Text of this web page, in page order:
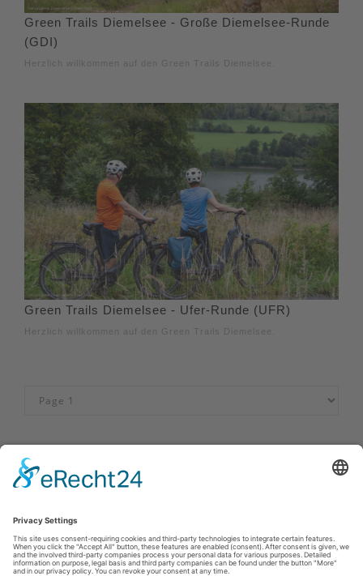
Green Trails Diemelsee - Große Diemelsee-Runde
(GDI)
Herzlich willkommen auf den Green Trails Diemelsee.
Green Trails Diemelsee - Ufer-Runde (UFR)
Herzlich willkommen auf den Green Trails Diemelsee.
Afdruk| Privacybeleid|Verklaring van toegankelijkheid |Neem
contact met ons op